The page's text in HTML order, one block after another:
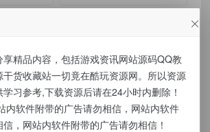
角发卡网源码
资源，都来自网络，版权争议与本
精品内容，包括游戏资讯网站源码QQ教
货收藏站一切竟在酷玩资源网。所以资源
习参考,下载资源后请在24小时内删除！
内软件附带的广告请勿相信，网站内软件
，网站内软件附带的广告请勿相信！